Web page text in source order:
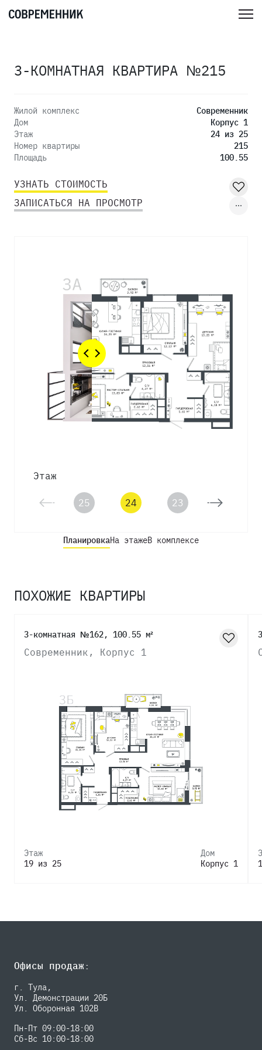
3-КОМНАТНАЯ КВАРТИРА №215
Жилой комплекс
Современник
Дом
Корпус 1
Этаж
24 из 25
Номер квартиры
215
Площадь
100.55
УЗНАТЬ СТОИМОСТЬ
ЗАПИСАТЬСЯ НА ПРОСМОТР
Этаж
25 24 23 22
ПланировкаНа этажеВ комплексе
ПОХОЖИЕ КВАРТИРЫ
3-комнатная №162, 100.55 м²
Современник, Корпус 1
Этаж
19 из 25
Дом
Корпус 1
Офисы продаж:
г. Тула,
Ул. Демонстрации 20Б
Ул. Оборонная 102В
Пн-Пт 09:00-18:00
Сб-Вс 10:00-18:00